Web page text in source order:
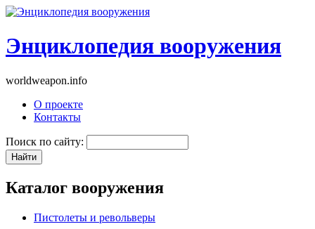
Энциклопедия вооружения
worldweapon.info
О проекте
Контакты
Поиск по сайту:
Каталог вооружения
Пистолеты и револьверы